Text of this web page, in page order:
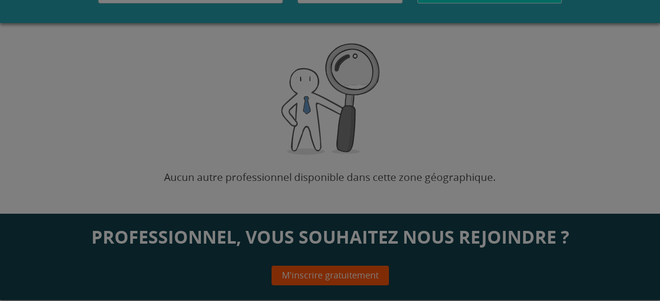
Aucun autre professionnel disponible dans cette zone géographique.
PROFESSIONNEL, VOUS SOUHAITEZ NOUS REJOINDRE ?
M'inscrire gratuitement